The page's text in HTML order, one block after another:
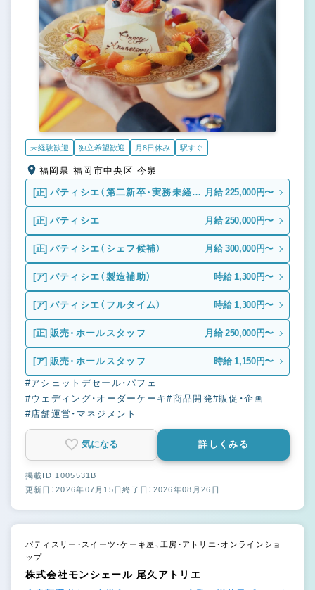
未経験歓迎 独立希望歓迎 月8日休み 駅すぐ
福岡県 福岡市中央区 今泉
[正] パティシエ（第二新卒・実務未経
験）
月給 225,000円〜
[正] パティシエ 月給 250,000円〜
[正] パティシエ（シェフ候補） 月給 300,000円〜
[ア] パティシエ（製造補助） 時給 1,300円〜
[ア] パティシエ（フルタイム） 時給 1,300円〜
[正] 販売・ホールスタッフ 月給 250,000円〜
[ア] 販売・ホールスタッフ 時給 1,150円〜
#アシェットデセール・パフェ
#ウェディング・オーダーケーキ#商品開発#販促・企画
#店舗運営・マネジメント
気になる 詳しくみる
掲載ID 1005531B
更新日：2026年07月15日終了日：2026年08月26日
パティスリー・スイーツ・ケーキ屋、工房・アトリエ・オンラインショ
ップ
株式会社モンシェール 尾久アトリエ